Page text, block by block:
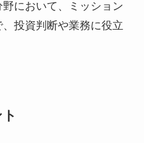
において、ミッション
投資判断や業務に役立